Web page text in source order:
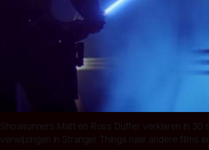
Showrunners Matt en Ross Duffer verklaren in 30
verwijzingen in Stranger Things naar andere films